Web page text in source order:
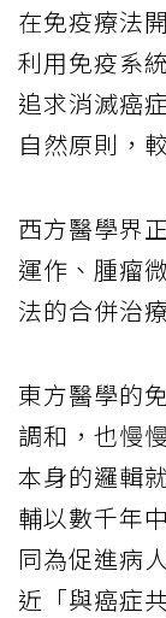
在免疫療法
利用免疫系
追求消滅癌
自然原則，
西方醫學界
運作、腫瘤
法的合併治
東方醫學的
調和，也慢
本身的邏輯
輔以數千年
同為促進病
近「與癌症